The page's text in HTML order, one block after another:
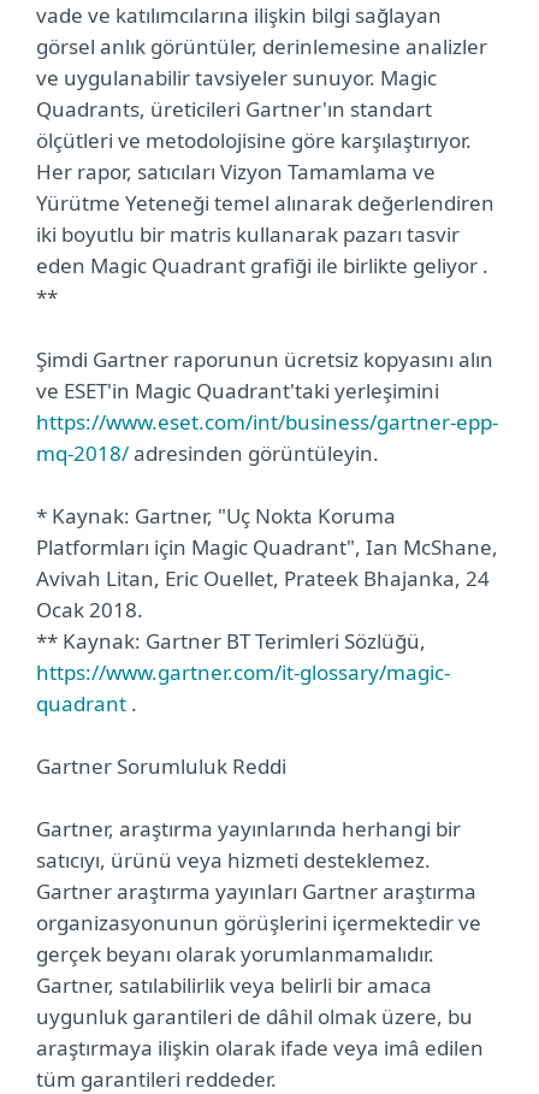
vade ve katılımcılarına ilişkin bilgi sağlayan
görsel anlık görüntüler, derinlemesine analizler
ve uygulanabilir tavsiyeler sunuyor. Magic
Quadrants, üreticileri Gartner'ın standart
ölçütleri ve metodolojisine göre karşılaştırıyor.
Her rapor, satıcıları Vizyon Tamamlama ve
Yürütme Yeteneği temel alınarak değerlendiren
iki boyutlu bir matris kullanarak pazarı tasvir
eden Magic Quadrant grafiği ile birlikte geliyor .
**
Şimdi Gartner raporunun ücretsiz kopyasını alın
ve ESET'in Magic Quadrant'taki yerleşimini
https://www.eset.com/int/business/gartner-epp-
mq-2018/adresinden görüntüleyin.
* Kaynak: Gartner, "Uç Nokta Koruma
Platformları için Magic Quadrant", Ian McShane,
Avivah Litan, Eric Ouellet, Prateek Bhajanka, 24
Ocak 2018.
** Kaynak: Gartner BT Terimleri Sözlüğü,
https://www.gartner.com/it-glossary/magic-
quadrant .
Gartner Sorumluluk Reddi
Gartner, araştırma yayınlarında herhangi bir
satıcıyı, ürünü veya hizmeti desteklemez.
Gartner araştırma yayınları Gartner araştırma
organizasyonunun görüşlerini içermektedir ve
gerçek beyanı olarak yorumlanmamalıdır.
Gartner, satılabilirlik veya belirli bir amaca
uygunluk garantileri de dâhil olmak üzere, bu
araştırmaya ilişkin olarak ifade veya imâ edilen
tüm garantileri reddeder.